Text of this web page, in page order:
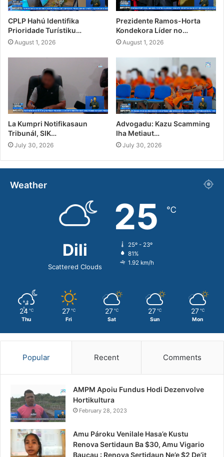
CPLP Hahú Identifika
Prioridade Turístiku…
August 1, 2026
Prezidente Ramos-Horta
Kondekora Líder no…
August 1, 2026
La Kumpri Notifikasaun
Tribunál, SIK…
July 30, 2026
Advogadu: Kazu Scamming
Iha Metiaut…
July 30, 2026
Weather
Dili
Scattered Clouds
25 ℃
25º - 23º
81%
1.92 km/h
24 ℃
Thu
27 ℃
Fri
27 ℃
Sat
27 ℃
Sun
27 ℃
Mon
Popular Recent Comments
AMPM Apoiu Fundus Hodi Dezenvolve
Hortikultura
February 28, 2023
Amu Pároku Venilale Hasa’e Kustu
Renova Sertidaun Ba $30, Amu Vigario
Baucau : Renova Sertidaun Ne’e $2 De’it